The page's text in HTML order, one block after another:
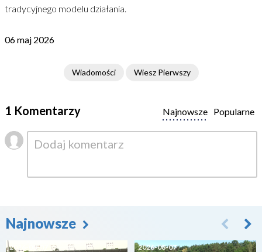
tradycyjnego modelu działania.
06 maj 2026
Wiadomości Wiesz Pierwszy
1 Komentarzy Popularne
Najnowsze
Najnowsze
2026-08-07 2026-08-07